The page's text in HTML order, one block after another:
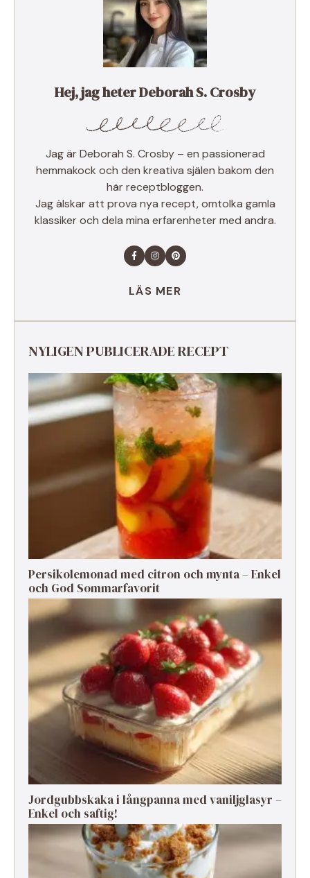
Hej, jag heter Deborah S. Crosby
Jag är Deborah S. Crosby – en passionerad
hemmakock och den kreativa själen bakom den
här receptbloggen.
Jag älskar att prova nya recept, omtolka gamla
klassiker och dela mina erfarenheter med andra.
LÄS MER
NYLIGEN PUBLICERADE RECEPT
Persikolemonad med citron och mynta – Enkel
och God Sommarfavorit
Jordgubbskaka i långpanna med vaniljglasyr –
Enkel och saftig!